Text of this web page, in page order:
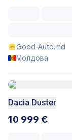
Good-Auto.md
Молдова
Dacia Duster
10 999 €